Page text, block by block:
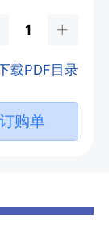
载PDF目录
购单